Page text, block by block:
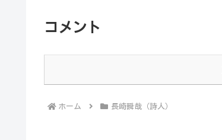
コメント
ホーム 長崎瞬哉（詩人）